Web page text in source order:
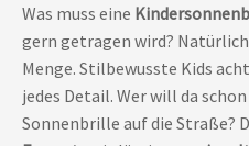
Was muss eine
gern getragen wird?
Menge. Stilbewusste Kids
jedes Detail. Wer will da
Sonnenbrille auf die Straße?